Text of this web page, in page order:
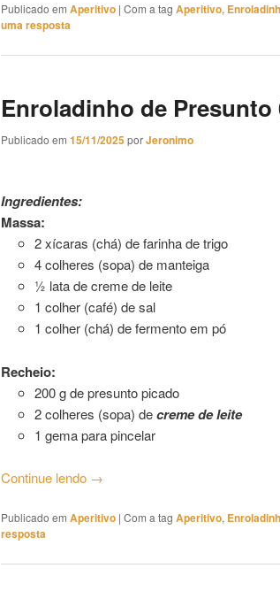
Publicado em Aperitivo | Com a tag Aperitivo,
uma resposta
Enroladinho de Presunto
Publicado em 15/11/2025porJeronimo
Ingredientes:
Massa:
2 xícaras (chá) de farinha de trigo
4 colheres (sopa) de manteiga
½ lata de creme de leite
1 colher (café) de sal
1 colher (chá) de fermento em pó
Recheio:
200 g de presunto picado
2 colheres (sopa) decreme de leite
1 gema para pincelar
Continue lendo →
Publicado em Aperitivo | Com a tag Aperitivo,
resposta